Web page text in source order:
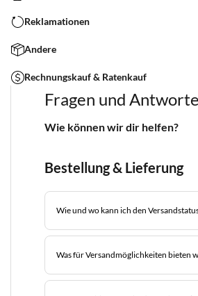
Reklamationen
Andere
Rechnungskauf & Ratenkauf
Fragen und
Wie können wir dir helfen?
Bestellung & Lieferung
Wie und wo kann ich den
Was für Versandmöglichkeiten bieten